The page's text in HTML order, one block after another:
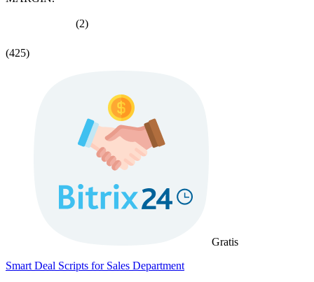
(2)
(425)
Gratis
Smart Deal Scripts for Sales Department